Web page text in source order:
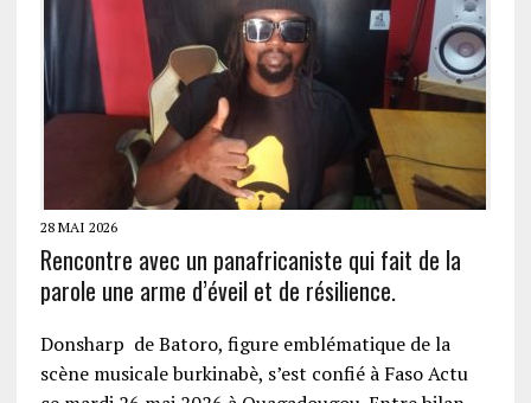
28 MAI 2026
Rencontre avec un panafricaniste qui fait de la
parole une arme d’éveil et de résilience.
Donsharp de Batoro, figure emblématique de la
scène musicale burkinabè, s’est confié à Faso Actu